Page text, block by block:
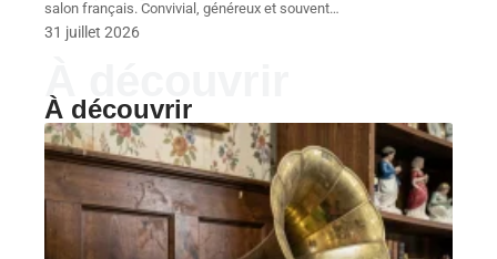
salon français. Convivial, généreux et souvent…
31 juillet 2026
À découvrir